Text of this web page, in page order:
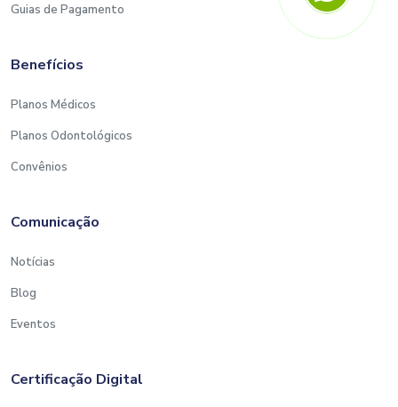
Guias de Pagamento
Benefícios
Planos Médicos
Planos Odontológicos
Convênios
Comunicação
Notícias
Blog
Eventos
Certificação Digital